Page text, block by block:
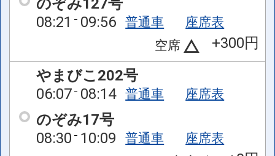
08:21
09:56 普通車
座席表
空席
+300円
やまびこ202号
06:07 08:14 普通車 座席表
のぞみ17号
08:30 10:09 普通車
座席表